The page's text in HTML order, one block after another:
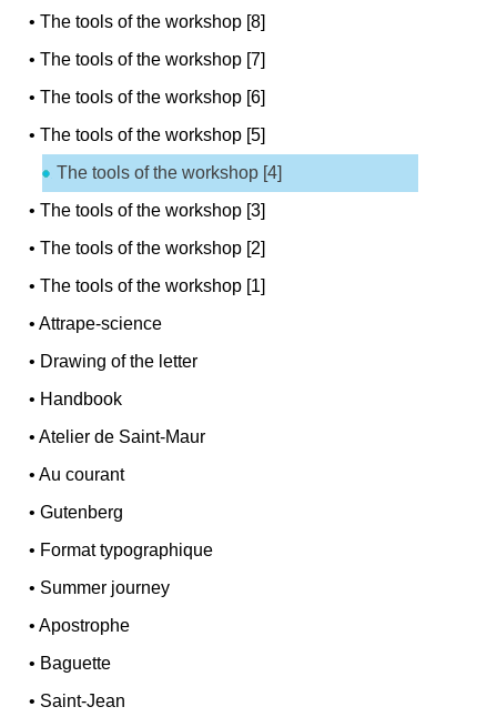
•The tools of the workshop [8]
•The tools of the workshop [7]
•The tools of the workshop [6]
•The tools of the workshop [5]
The tools of the workshop [4]
•The tools of the workshop [3]
•The tools of the workshop [2]
•The tools of the workshop [1]
•Attrape-science
• Drawing of the letter
• Handbook
•Atelier de Saint-Maur
•Au courant
•Gutenberg
• Format typographique
• Summer journey
•Apostrophe
• Baguette
• Saint-Jean